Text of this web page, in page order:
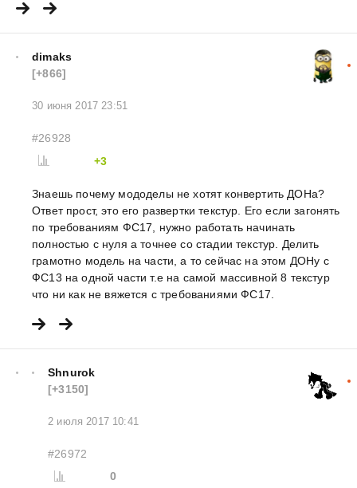
dimaks
[+866]
30 июня 2017 23:51
#26928
+3
Знаешь почему мододелы не хотят конвертить ДОНа?
Ответ прост, это его развертки текстур. Его если загонять
по требованиям ФС17, нужно работать начинать
полностью с нуля а точнее со стадии текстур. Делить
грамотно модель на части, а то сейчас на этом ДОНу с
ФС13 на одной части т.е на самой массивной 8 текстур
что ни как не вяжется с требованиями ФС17.
Shnurok
[+3150]
2 июля 2017 10:41
#26972
0